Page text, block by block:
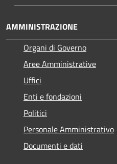
AMMINISTRAZIONE
Organi di Governo
Aree Amministrative
Uffici
Enti e fondazioni
Politici
Personale Amministrativo
Documenti e dati